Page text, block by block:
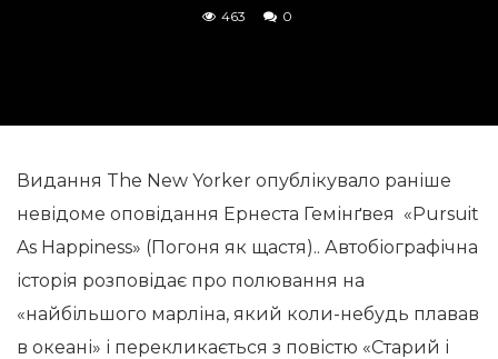
463 0
Видання The New Yorker опублікувало раніше
невідоме оповідання Ернеста Гемінґвея «Pursuit
As Happiness» (Погоня як щастя).. Автобіографічна
історія розповідає про полювання на
«найбільшого марліна, який коли-небудь плавав
в океані» і перекликається з повістю «Старий і